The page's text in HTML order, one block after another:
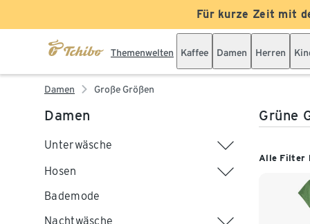
Für kurze Zeit mit
Themenwelten Kaffee Damen Herren
Damen Große Größen
Damen
Unterwäsche
Hosen
Bademode
Nachtwäsche
Grüne
Alle Filter